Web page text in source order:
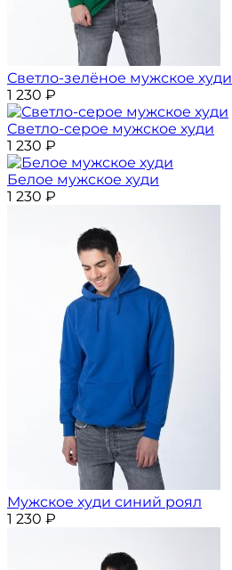
Светло-зелёное мужское худи
1 230 ₽
Светло-серое мужское худи
1 230 ₽
Белое мужское худи
1 230 ₽
Мужское худи синий роял
1 230 ₽